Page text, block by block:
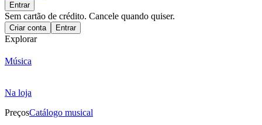
Entrar
Sem cartão de crédito. Cancele quando quiser.
Criar conta Entrar
Explorar
Música
Na loja
PreçosCatálogo musical